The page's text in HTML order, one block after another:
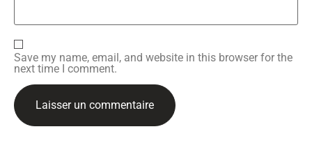
Save my name, email, and website in this browser for the
next time I comment.